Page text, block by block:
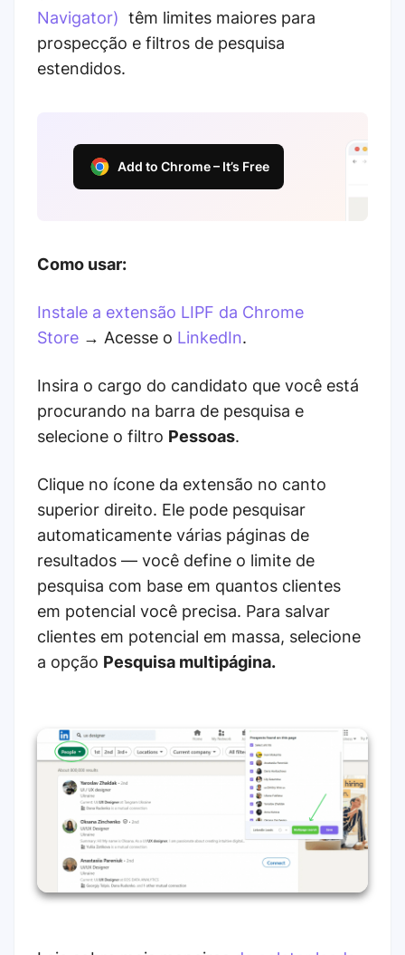
Navigator) têm limites maiores para
prospecção e filtros de pesquisa
estendidos.
Add to Chrome – It’s Free
Como usar:
Instale a extensão LIPF da Chrome
Store → Acesse o LinkedIn.
Insira o cargo do candidato que você está
procurando na barra de pesquisa e
selecione o filtro Pessoas.
Clique no ícone da extensão no canto
superior direito. Ele pode pesquisar
automaticamente várias páginas de
resultados — você define o limite de
pesquisa com base em quantos clientes
em potencial você precisa. Para salvar
clientes em potencial em massa, selecione
a opção Pesquisa multipágina.